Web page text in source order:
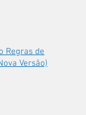
Regras de
Versão)